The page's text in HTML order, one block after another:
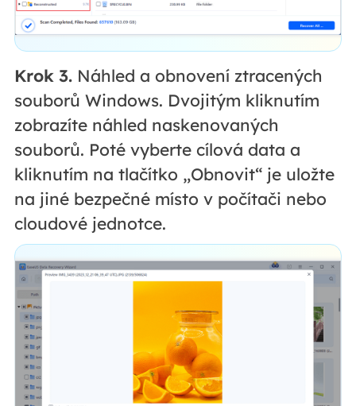
Krok 3.Náhled a obnovení ztracených
souborů Windows. Dvojitým kliknutím
zobrazíte náhled naskenovaných
souborů. Poté vyberte cílová data a
kliknutím na tlačítko „Obnovit“ je uložte
na jiné bezpečné místo v počítači nebo
cloudové jednotce.